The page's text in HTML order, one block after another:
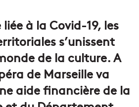
à la Covid-19, les
s’unissent
de la culture. A
de Marseille va
aide financière de la